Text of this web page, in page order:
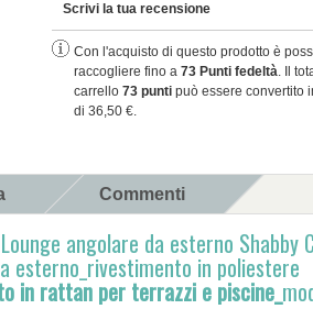
Scrivi la tua recensione
Con l'acquisto di questo prodotto è
raccogliere fino a73 Punti fedeltà. Il
carrello73 punti può essere convertito
di36,50 €.
Commenti
angolare da esterno Shabby
esterno_rivestimento in poliestere
in rattan per terrazzi e piscine_